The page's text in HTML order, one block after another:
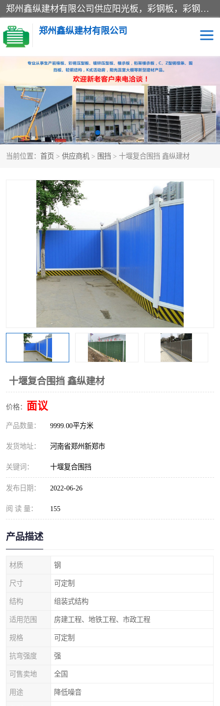
郑州鑫纵建材有限公司供应阳光板，彩钢板，彩钢钢构工程是一家集生产销售租赁安装于一体的企业，主要生产PC采光板，耐力板，仿古琉璃采光板，岩棉板、彩钢压型板、镀锌压型板、桁架楼承板，C、Z型钢檩条、围挡板、轻钢结构，阳光温室大棚等新型建材产品。公司旗下有多台移动式高空压瓦机租赁，承接全国各地业务，专业对外租赁各种型号压瓦机。
郑州鑫纵建材有限公司
当前位置： 首页 > 供应商机 > 围挡 > 十堰复合围挡 鑫纵建材
十堰复合围挡 鑫纵建材
价格： 面议
产品数量： 9999.00平方米
发货地址： 河南省郑州新郑市
关键词： 十堰复合围挡
发布日期： 2022-06-26
阅 读 量： 155
产品描述
材质 钢
尺寸 可定制
结构 组装式结构
适用范围 房建工程、地铁工程、市政工程
规格 可定制
抗弯强度 强
可售卖地 全国
用途 降低噪音
高空瓦机租赁 ASA合成树脂仿古瓦
CZ型钢 FRP采光板
PC多层板 PC耐力板
建筑围挡 楼层板
新型活动房
岩棉板 钢结构配件
彩钢板
生产加工单板复合围挡 市
政围挡